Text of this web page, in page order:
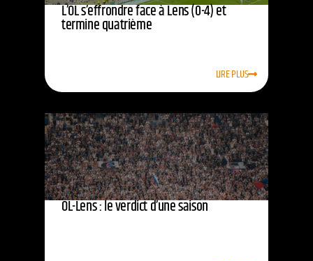
L’OL s’effrondre face à Lens (0-4) et
termine quatrième
LIRE PLUS
OL-Lens : le verdict d’une saison